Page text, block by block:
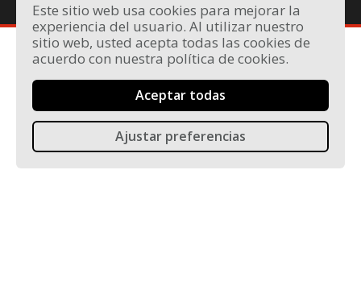
Este sitio web usa cookies para mejorar la
experiencia del usuario. Al utilizar nuestro
sitio web, usted acepta todas las cookies de
acuerdo con nuestra política de cookies.
Aceptar todas
Ajustar preferencias